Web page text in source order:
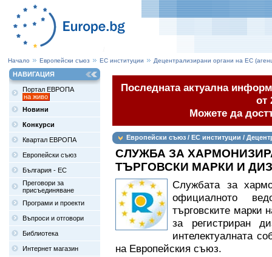
Начало Европейски съюз ЕС институции Децентрализирани органи на ЕС
НАВИГАЦИЯ
Портал ЕВРОПА
на живо
Новини
Конкурси
Квартал ЕВРОПА
Европейски съюз
България - ЕС
Преговори за
присъединяване
Програми и проекти
Въпроси и отговори
Библиотека
Интернет магазин
Последната актуална
от
Можете да
Европейски съюз / ЕС институции /
СЛУЖБА ЗА
ТЪРГОВСКИ МАРКИ И
Службата за
официалното
търговските марки
за регистриран
интелектуалната
на Европейския съюз.